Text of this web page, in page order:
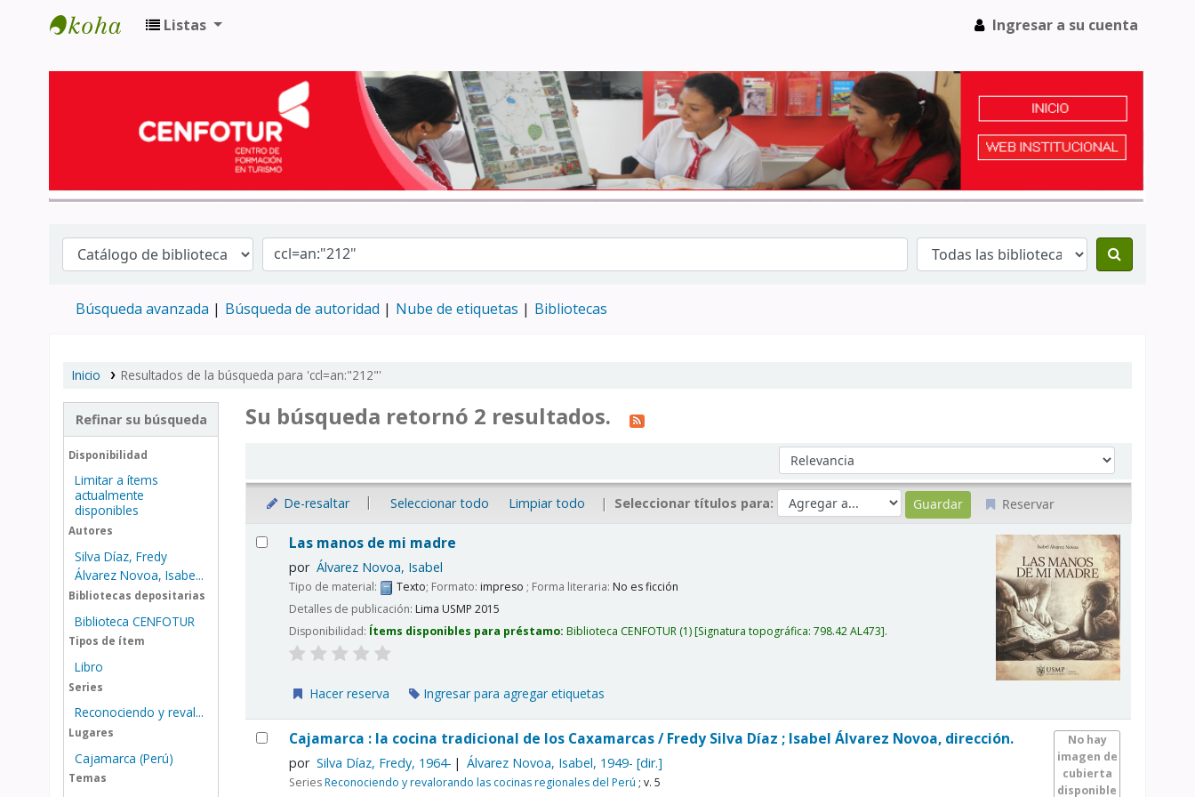
Listas Ingresar a su cuenta
Búsqueda avanzada Búsqueda de autoridad Nube de etiquetas Bibliotecas
Inicio Resultados de la búsqueda para 'ccl=an:"212"'
Refinar su búsqueda
Disponibilidad
Limitar a ítems
actualmente
disponibles
Autores
Silva Díaz, Fredy
Álvarez Novoa, Isabe...
Bibliotecas depositarias
Biblioteca CENFOTUR
Tipos de ítem
Libro
Series
Reconociendo y reval...
Lugares
Cajamarca (Perú)
Temas
Su búsqueda retornó 2 resultados.
Ordenar por:
De-resaltar Seleccionar todo Limpiar todo Seleccionar títulos para: Reservar
Resultados
Las manos de mi madre
por Álvarez Novoa, Isabel
Tipo de material: Texto; Formato:impreso ; Forma literaria:No es ficción
Detalles de publicación:Lima USMP 2015
Disponibilidad: Ítems disponibles para préstamo:Biblioteca CENFOTUR (1) Signatura topográfica:798.42 AL473 .
Hacer reserva Ingresar para agregar etiquetas
No hay
imagen de
cubierta
disponible
Cajamarca : la cocina tradicional de los Caxamarcas /Fredy Silva Díaz ; Isabel Álvarez Novoa, dirección.
por Silva Díaz, Fredy, 1964- Álvarez Novoa, Isabel, 1949- [dir.]
SeriesReconociendo y revalorando las cocinas regionales del Perú ; v. 5